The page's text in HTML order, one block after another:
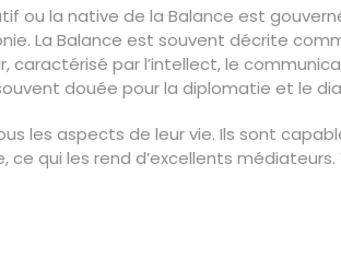
ou la native de la Balance est
La Balance est souvent décrite
caractérisé par l’intellect, le
douée pour la diplomatie et le
les aspects de leur vie. Ils sont
qui les rend d’excellents médiateurs.